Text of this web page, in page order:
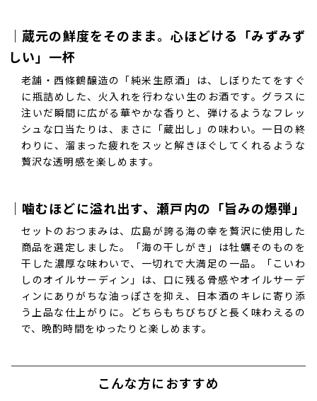
｜蔵元の鮮度をそのまま。心ほどける「みずみず
しい」一杯
老舗・西條鶴醸造の「純米生原酒」は、しぼりたてをすぐ
に瓶詰めした、火入れを行わない生のお酒です。グラスに
注いだ瞬間に広がる華やかな香りと、弾けるようなフレッ
シュな口当たりは、まさに「蔵出し」の味わい。一日の終
わりに、溜まった疲れをスッと解きほぐしてくれるような
贅沢な透明感を楽しめます。
｜噛むほどに溢れ出す、瀬戸内の「旨みの爆弾」
セットのおつまみは、広島が誇る海の幸を贅沢に使用した
商品を選定しました。「海の干しがき」は牡蠣そのものを
干した濃厚な味わいで、一切れで大満足の一品。「こいわ
しのオイルサーディン」は、口に残る骨感やオイルサーデ
ィンにありがちな油っぽさを抑え、日本酒のキレに寄り添
う上品な仕上がりに。どちらもちびちびと長く味わえるの
で、晩酌時間をゆったりと楽しめます。
こんな方におすすめ